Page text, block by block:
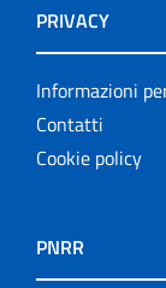
PRIVACY
Informazioni
Contatti
Cookie policy
PNRR